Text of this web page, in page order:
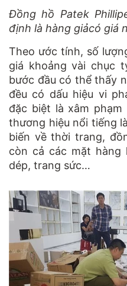
Đồng hồ Patek
định là hàng giảcó giá
Theo ước tính, số
giá khoảng vài chục
bước đầu có thể thấy
đều có dấu hiệu vi
đặc biệt là xâm
thương hiệu nổi tiếng
biến về thời trang,
còn cả các mặt hàng
dép, trang sức…